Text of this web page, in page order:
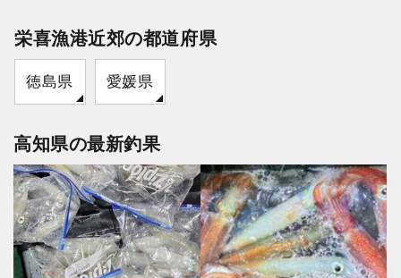
栄喜漁港近郊の都道府県
徳島県 愛媛県
高知県の最新釣果